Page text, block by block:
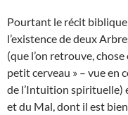
Pourtant le récit
l’existence de deux
(que l’on retrouve,
petit cerveau » – vue en
de l’Intuition spirituelle)
et du Mal, dont il est